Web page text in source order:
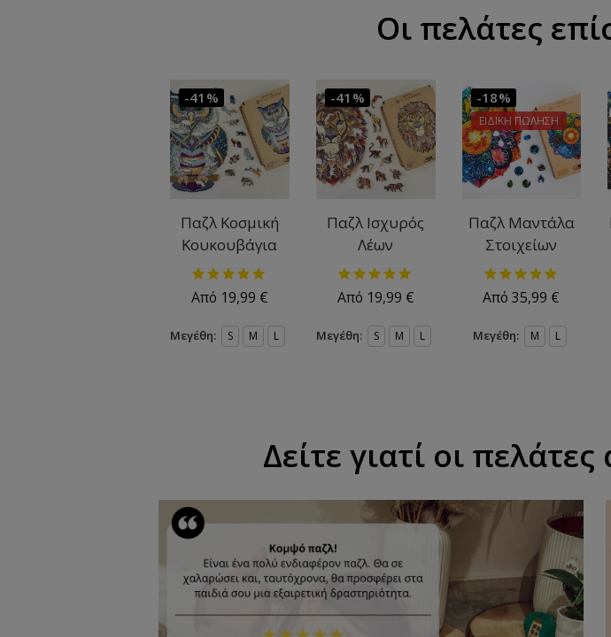
Οι πελάτες
-41%
Παζλ Κοσμική
Κουκουβάγια
Από 19,99 €
Μεγέθη: S M L
-41%
Παζλ Ισχυρός
Λέων
Από 19,99 €
Μεγέθη: S M L
-18%
ΕΙΔΙΚΗ ΠΩΛΗΣΗ
Παζλ Μαντάλα
Στοιχείων
Από35,99 €
Μεγέθη: M L
Δείτε γιατί οι